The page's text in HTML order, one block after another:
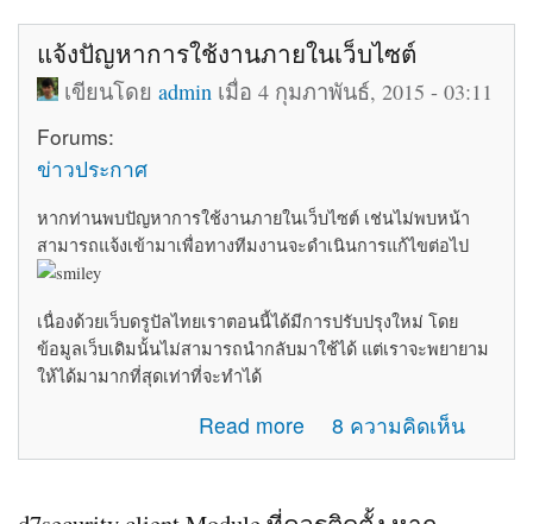
แจ้งปัญหาการใช้งานภายในเว็บไซต์
เขียนโดยadmin เมื่อ 4 กุมภาพันธ์, 2015 - 03:11
Forums:
ข่าวประกาศ
หากท่านพบปัญหาการใช้งานภายในเว็บไซต์ เช่นไม่พบหน้า
สามารถแจ้งเข้ามาเพื่อทางทีมงานจะดำเนินการแก้ไขต่อไป
เนื่องด้วยเว็บดรูปัลไทยเราตอนนี้ได้มีการปรับปรุงใหม่ โดย
ข้อมูลเว็บเดิมนั้นไม่สามารถนำกลับมาใช้ได้ แต่เราจะพยายาม
ให้ได้มามากที่สุดเท่าที่จะทำได้
Read more
about แจ้งปัญหาการใช้งานภายในเว็บไซต์8 ความคิดเห็น